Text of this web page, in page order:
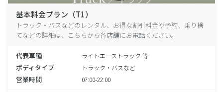
基本料金プラン（T1）
トラック・バスなどのレンタル、お得な割引料金や予約、乗り捨
てなどの詳細は、こちらから各店舗にお電話ください。
代表車種 ライトエーストラック 等
ボディタイプ トラック・バスなど
営業時間 07:00-22:00